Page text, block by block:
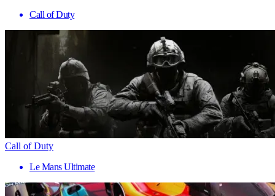
Call of Duty
Call of Duty
Le Mans Ultimate